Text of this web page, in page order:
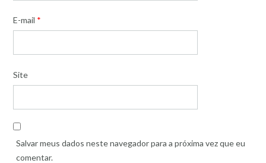
E-mail *
Site
Salvar meus dados neste navegador para a próxima vez que eu
comentar.